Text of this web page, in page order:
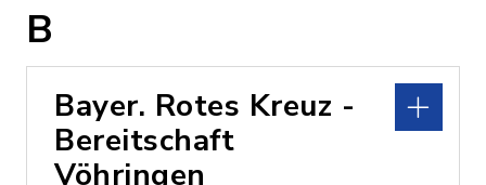
B
Bayer. Rotes Kreuz -
Bereitschaft
Vöhringen